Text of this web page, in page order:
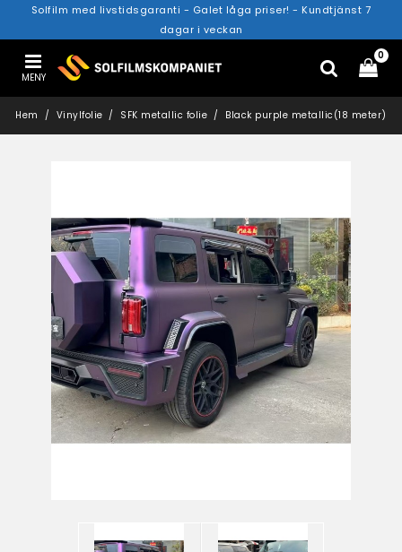
Solfilm med livstidsgaranti - Galet låga priser! - Kundtjänst 7
dagar i veckan
MENY
0
Hem Vinylfolie SFK metallic folie Black purple metallic(18 meter)